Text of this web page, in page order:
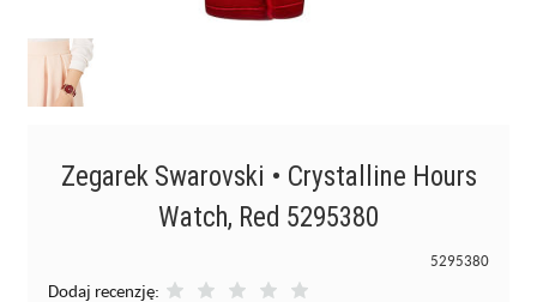
Zegarek Swarovski • Crystalline Hours
Watch, Red 5295380
5295380
Dodaj recenzję: